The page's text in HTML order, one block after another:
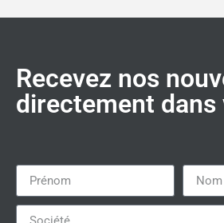
Recevez nos
directement dans